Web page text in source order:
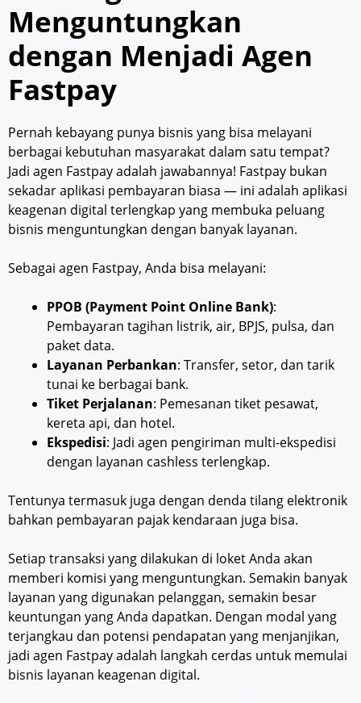
Menguntungkan
dengan Menjadi Agen
Fastpay
Pernah kebayang punya bisnis yang bisa melayani
berbagai kebutuhan masyarakat dalam satu tempat?
Jadi agen Fastpay adalah jawabannya! Fastpay bukan
sekadar aplikasi pembayaran biasa — ini adalah aplikasi
keagenan digital terlengkap yang membuka peluang
bisnis menguntungkan dengan banyak layanan.
Sebagai agen Fastpay, Anda bisa melayani:
PPOB (Payment Point Online Bank):
Pembayaran tagihan listrik, air, BPJS, pulsa, dan
paket data.
Layanan Perbankan: Transfer, setor, dan tarik
tunai ke berbagai bank.
Tiket Perjalanan: Pemesanan tiket pesawat,
kereta api, dan hotel.
Ekspedisi: Jadi agen pengiriman multi-ekspedisi
dengan layanan cashless terlengkap.
Tentunya termasuk juga dengan denda tilang elektronik
bahkan pembayaran pajak kendaraan juga bisa.
Setiap transaksi yang dilakukan di loket Anda akan
memberi komisi yang menguntungkan. Semakin banyak
layanan yang digunakan pelanggan, semakin besar
keuntungan yang Anda dapatkan. Dengan modal yang
terjangkau dan potensi pendapatan yang menjanjikan,
jadi agen Fastpay adalah langkah cerdas untuk memulai
bisnis layanan keagenan digital.